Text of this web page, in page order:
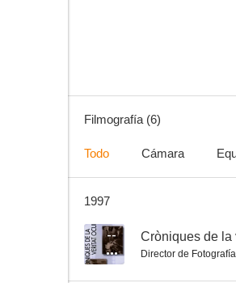
Filmografía (6)
Todo Cámara
1997
-- Cròniques de la
Director de Fotografía